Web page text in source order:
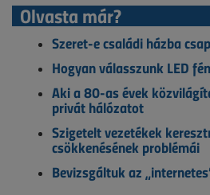
Olvasta már?
Szeret-e családi házba
Hogyan válasszunk LED
Aki a 80-as évek
privát hálózatot
Szigetelt vezetékek
csökkenésének problémái
Bevizsgáltuk az